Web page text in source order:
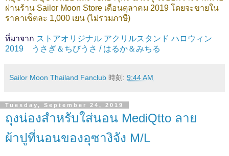
ผ่านร้าน Sailor Moon Store เดือนตุลาคม 2019 โดยจะขายใน
ราคาเซ็ตละ 1,000 เยน (ไม่รวมภาษี)
ที่มาจาก ストアオリジナル アクリルスタンド ハロウィン
2019 うさぎ＆ちびうさ / はるか＆みちる
Sailor Moon Thailand Fanclub 時刻: 9:44 AM
Tuesday, September 24, 2019
ถุงน่องสำหรับใส่นอน MediQtto ลาย
ผ้าปูที่นอนของอุซางิจัง M/L